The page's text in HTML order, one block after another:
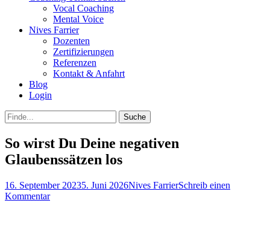
Vocal Coaching
Mental Voice
Nives Farrier
Dozenten
Zertifizierungen
Referenzen
Kontakt & Anfahrt
Blog
Login
bei
der
Suche
Suche
nach:
So wirst Du Deine negativen
Glaubenssätzen los
Posted
on
16. September 20235. Juni 2026Autor
Nives FarrierSchreib einen
Kommentar